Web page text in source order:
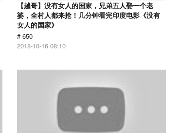
【越哥】没有女人的国家，兄弟五人娶一个老
婆，全村人都来抢！几分钟看完印度电影《没有
女人的国家》
# 650
2018-10-16 08:10